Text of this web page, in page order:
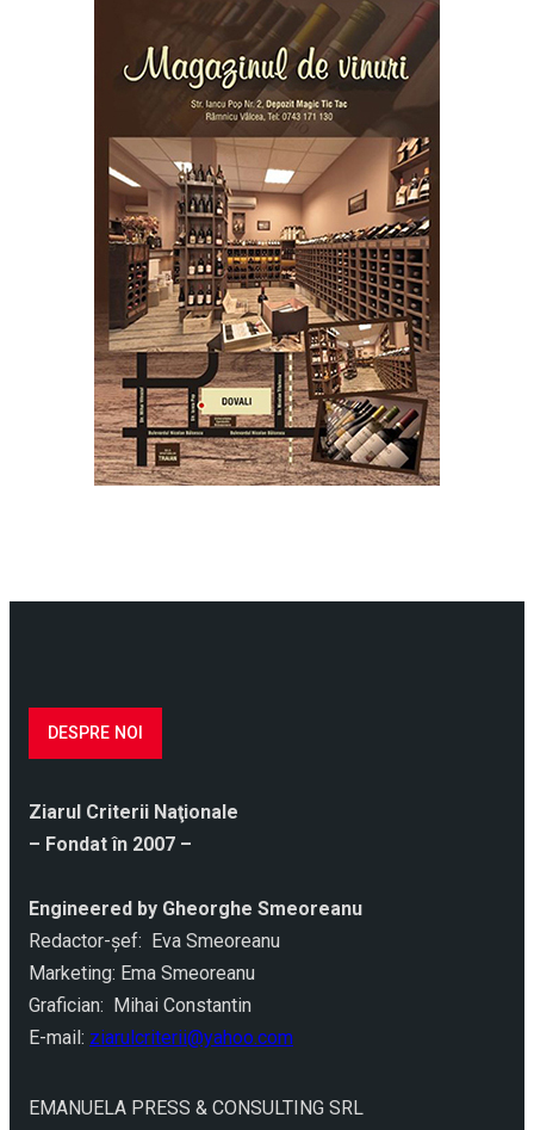
DESPRE NOI
Ziarul Criterii Naţionale
– Fondat în 2007 –
Engineered by Gheorghe Smeoreanu
Redactor-şef: Eva Smeoreanu
Marketing: Ema Smeoreanu
Grafician: Mihai Constantin
E-mail: ziarulcriterii@yahoo.com
EMANUELA PRESS & CONSULTING SRL